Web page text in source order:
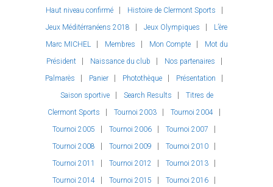
Haut niveau confirmé
Histoire de Clermont Sports
Jeux Méditérranéens 2018
Jeux Olympiques
L’ère
Marc MICHEL
Membres Mon Compte
Mot du
Président
Naissance du club
Nos partenaires
Palmarès
Panier Photothèque
Présentation
Saison sportive
Search Results
Titres de
Clermont Sports
Tournoi 2003
Tournoi 2004
Tournoi 2005
Tournoi 2006
Tournoi 2007
Tournoi 2008
Tournoi 2009
Tournoi 2010
Tournoi 2011
Tournoi 2012
Tournoi 2013
Tournoi 2014
Tournoi 2015 Tournoi 2016